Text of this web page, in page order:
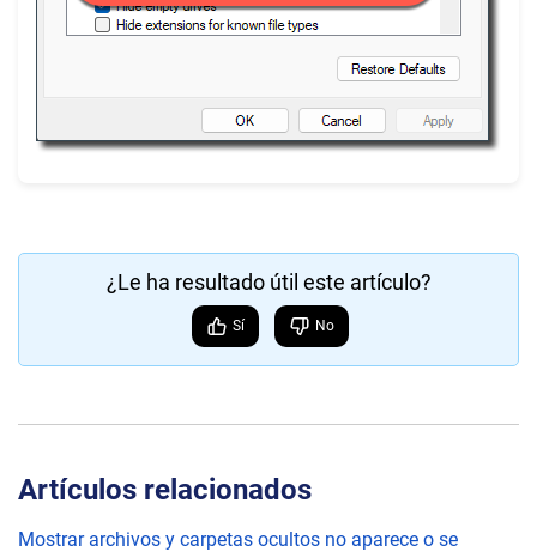
¿Le ha resultado útil este artículo?
Sí No
Artículos relacionados
Mostrar archivos y carpetas ocultos no aparece o se